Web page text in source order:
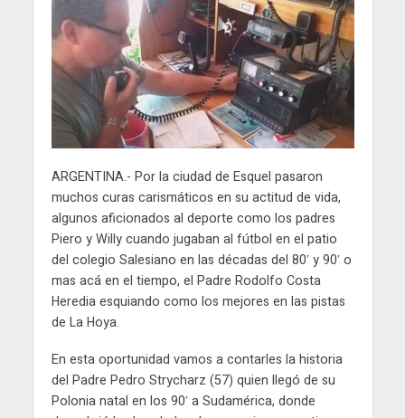
ARGENTINA.- Por la ciudad de Esquel pasaron
muchos curas carismáticos en su actitud de vida,
algunos aficionados al deporte como los padres
Piero y Willy cuando jugaban al fútbol en el patio
del colegio Salesiano en las décadas del 80′ y 90′ o
mas acá en el tiempo, el Padre Rodolfo Costa
Heredia esquiando como los mejores en las pistas
de La Hoya.
En esta oportunidad vamos a contarles la historia
del Padre Pedro Strycharz (57) quien llegó de su
Polonia natal en los 90′ a Sudamérica, donde